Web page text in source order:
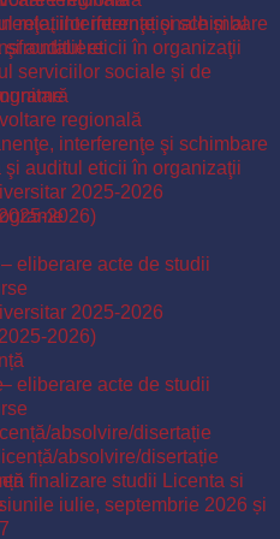
interferenţe şi schimbare
şi auditul eticii în organizaţii
2025-2026
2026)
eliberare acte de studii
absolvire/disertație
absolvire/disertație
finalizare studii Licenta si
iulie, septembrie 2026 și
relațiilor internaționale și al
serviciilor sociale și de
regională
interferenţe şi schimbare
şi auditul eticii în organizaţii
2025-2026
2026)
eliberare acte de studii